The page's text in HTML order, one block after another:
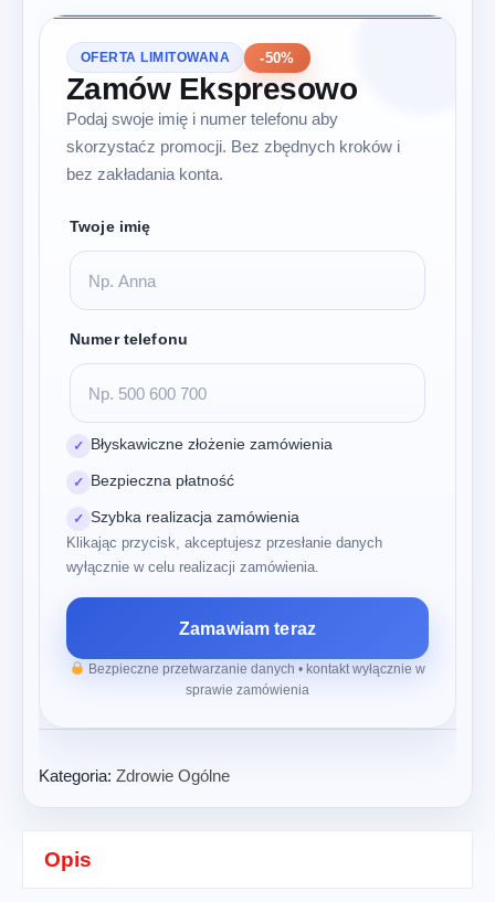
OFERTA LIMITOWANA -50%
Zamów Ekspresowo
Podaj swoje imię i numer telefonu aby
skorzystaćz promocji. Bez zbędnych kroków i
bez zakładania konta.
Twoje imię
Numer telefonu
✓ Błyskawiczne złożenie zamówienia
✓ Bezpieczna płatność
✓ Szybka realizacja zamówienia
Klikając przycisk, akceptujesz przesłanie danych
wyłącznie w celu realizacji zamówienia.
Zamawiam teraz
Bezpieczne przetwarzanie danych • kontakt wyłącznie w
sprawie zamówienia
Kategoria: Zdrowie Ogólne
Opis